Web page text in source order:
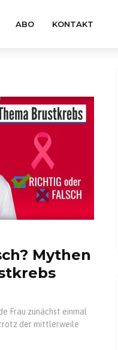
ABO KONTAKT
Mythen
Frau zunächst einmal
trotz der mittlerweile